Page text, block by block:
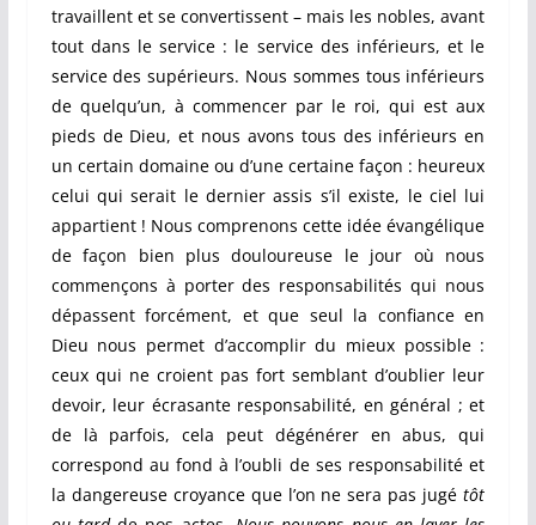
travaillent et se convertissent – mais les nobles, avant
tout dans le service : le service des inférieurs, et le
service des supérieurs. Nous sommes tous inférieurs
de quelqu’un, à commencer par le roi, qui est aux
pieds de Dieu, et nous avons tous des inférieurs en
un certain domaine ou d’une certaine façon : heureux
celui qui serait le dernier assis s’il existe, le ciel lui
appartient ! Nous comprenons cette idée évangélique
de façon bien plus douloureuse le jour où nous
commençons à porter des responsabilités qui nous
dépassent forcément, et que seul la confiance en
Dieu nous permet d’accomplir du mieux possible :
ceux qui ne croient pas fort semblant d’oublier leur
devoir, leur écrasante responsabilité, en général ; et
de là parfois, cela peut dégénérer en abus, qui
correspond au fond à l’oubli de ses responsabilité et
la dangereuse croyance que l’on ne sera pas jugétôt